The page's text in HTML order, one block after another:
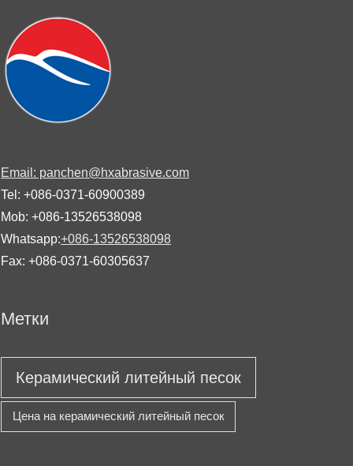
Email: panchen@hxabrasive.com
Tel: +086-0371-60900389
Mob: +086-13526538098
Whatsapp:+086-13526538098
Fax: +086-0371-60305637
Метки
Керамический литейный песок
Цена на керамический литейный песок